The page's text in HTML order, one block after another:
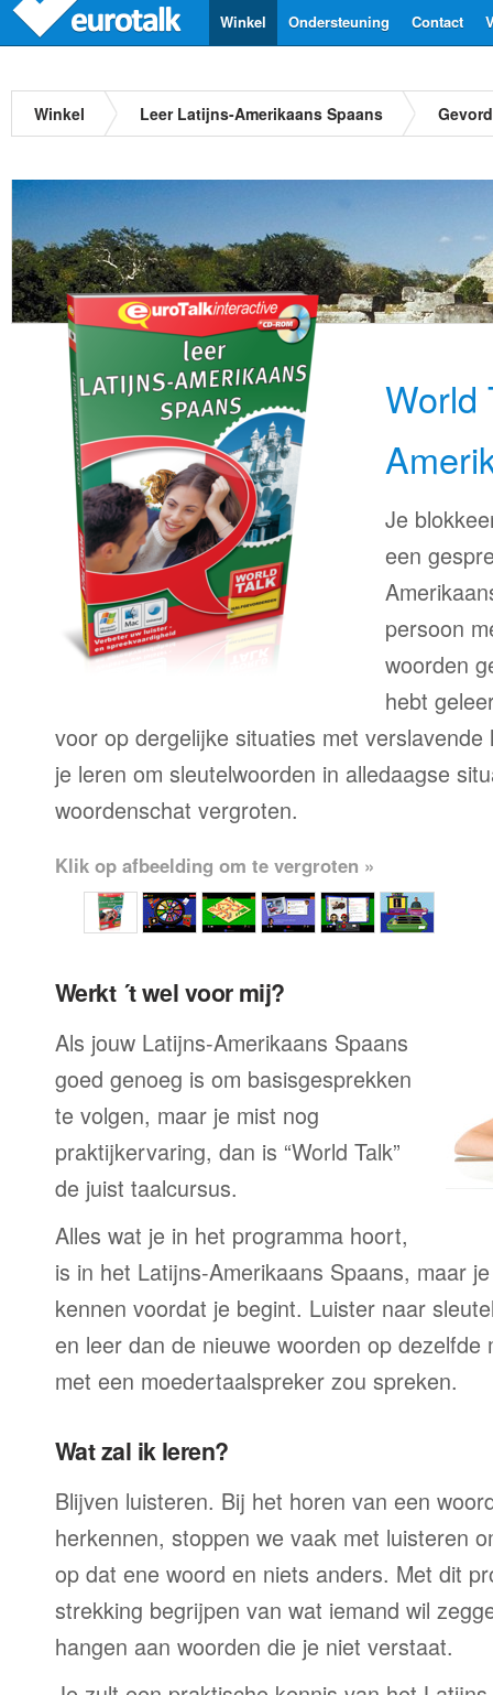
Contact
Ondersteuning
Winkel
Winkel Leer Latijns-Amerikaans Spaans
World
Je
een
persoon
woorden
hebt
voor op dergelijke situaties met
je leren om sleutelwoorden in alledaagse
woordenschat vergroten.
Klik op afbeelding om te vergroten »
Werkt ´t wel voor mij?
Als jouw Latijns-Amerikaans Spaans
goed genoeg is om basisgesprekken
te volgen, maar je mist nog
praktijkervaring, dan is “World Talk”
de juist taalcursus.
Alles wat je in het programma hoort,
is in het Latijns-Amerikaans Spaans, maar
kennen voordat je begint. Luister naar
en leer dan de nieuwe woorden op dezelfde
met een moedertaalspreker zou spreken.
Wat zal ik leren?
Blijven luisteren. Bij het horen van een
herkennen, stoppen we vaak met luisteren
op dat ene woord en niets anders. Met dit
strekking begrijpen van wat iemand wil
hangen aan woorden die je niet verstaat.